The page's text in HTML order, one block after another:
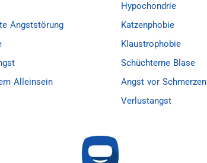
Angststörung
Alleinsein
Hypochondrie
Katzenphobie
Klaustrophobie
Schüchterne Blase
Angst vor Schmerzen
Verlustangst